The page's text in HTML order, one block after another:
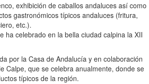
exhibición de caballos andaluces así como
gastronómicos típicos andaluces (fritura,
etc.).
ha celebrado en la bella ciudad calpina la XII
por la Casa de Andalucía y en colaboración
Calpe, que se celebra anualmente, donde se
típicos de la región.